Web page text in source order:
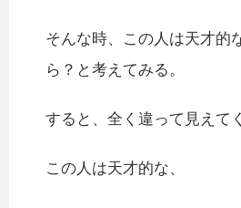
そんな時、この人は天才的
ら？と考えてみる。
すると、全く違って見えて
この人は天才的な、